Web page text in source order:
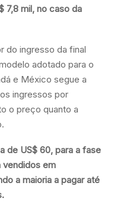
7,8 mil, no caso da
do ingresso da final
adotado para o
e México segue a
ingressos por
o preço quanto a
de US$ 60, para a fase
vendidos em
a maioria a pagar até